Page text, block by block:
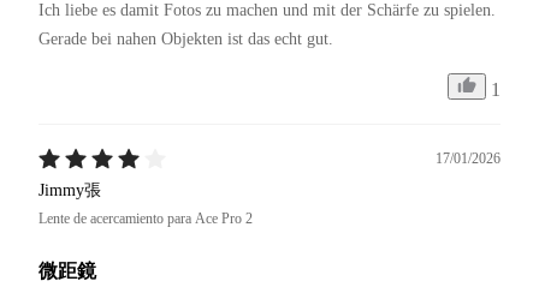
Ich liebe es damit Fotos zu machen und mit der Schärfe zu spielen.
Gerade bei nahen Objekten ist das echt gut.
1
17/01/2026
Jimmy張
Lente de acercamiento para Ace Pro 2
微距鏡